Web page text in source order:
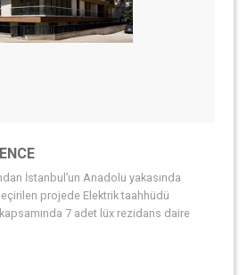
İstanbul’un Anadolu yakasında
projede Elektrik taahhüdü
7 adet lüx rezidans daire